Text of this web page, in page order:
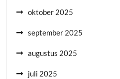
oktober 2025
september 2025
augustus 2025
juli 2025